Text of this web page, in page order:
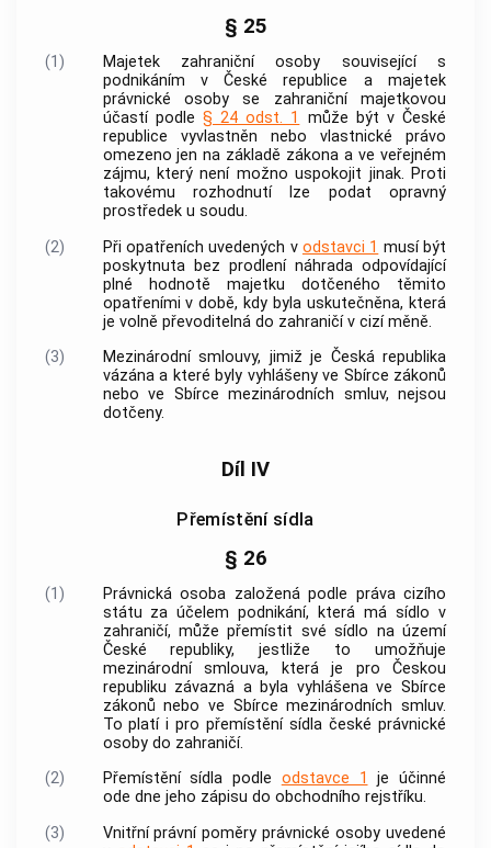
§ 25
(1) Majetek zahraniční osoby související s
podnikáním v České republice a majetek
právnické osoby se zahraniční majetkovou
účastí podle § 24 odst. 1
může být v České
republice vyvlastněn nebo vlastnické právo
omezeno jen na základě zákona a ve veřejném
zájmu, který není možno uspokojit jinak. Proti
takovému rozhodnutí lze podat opravný
prostředek u soudu.
(2)
Při opatřeních uvedených v odstavci 1 musí být
poskytnuta bez prodlení náhrada odpovídající
plné hodnotě majetku dotčeného těmito
opatřeními v době, kdy byla uskutečněna, která
je volně převoditelná do zahraničí v cizí měně.
(3)
Mezinárodní smlouvy, jimiž je Česká republika
vázána a které byly vyhlášeny ve Sbírce zákonů
nebo ve Sbírce mezinárodních smluv, nejsou
dotčeny.
Díl IV
Přemístění sídla
§ 26
(1)
Právnická osoba založená podle práva cizího
státu za účelempodnikání, která má sídlo v
zahraničí, může přemístit své sídlo na území
České republiky, jestliže to umožňuje
mezinárodní smlouva, která je pro Českou
republiku závazná a byla vyhlášena ve Sbírce
zákonů nebo ve Sbírce mezinárodních smluv.
To platí i pro přemístění sídlačeské právnické
osobydo zahraničí.
(2)
Přemístění sídla podle odstavce 1
je účinné
ode dne jeho zápisu do obchodního rejstříku.
(3)
Vnitřní právní poměry právnické osoby uvedené